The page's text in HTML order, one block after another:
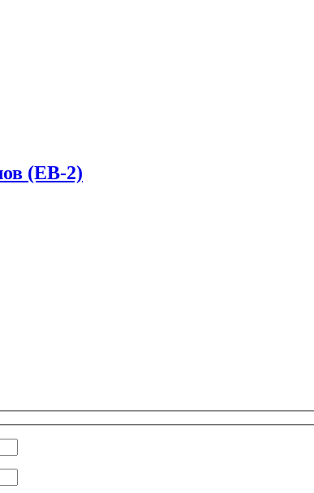
(EB-2)